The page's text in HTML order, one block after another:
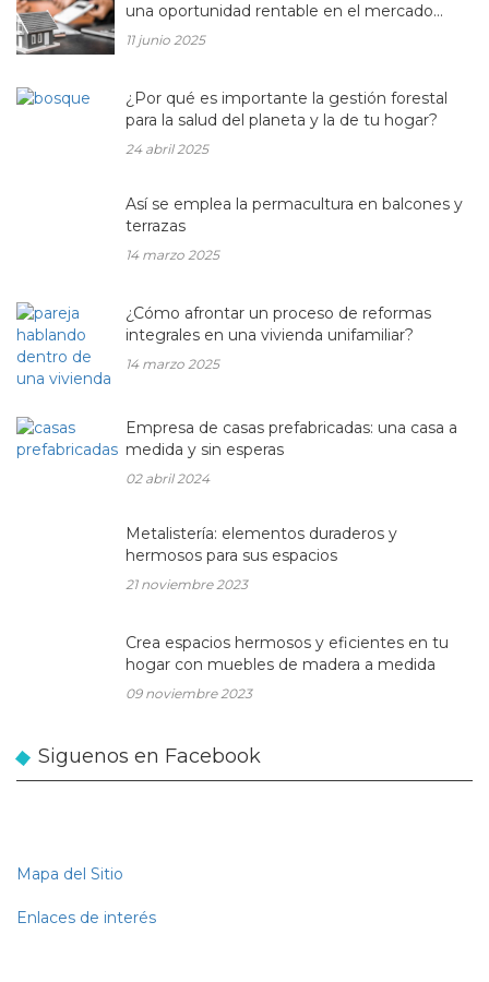
una oportunidad rentable en el mercado
inmobiliario actual
11 junio 2025
¿Por qué es importante la gestión forestal
para la salud del planeta y la de tu hogar?
24 abril 2025
Así se emplea la permacultura en balcones y
terrazas
14 marzo 2025
¿Cómo afrontar un proceso de reformas
integrales en una vivienda unifamiliar?
14 marzo 2025
Empresa de casas prefabricadas: una casa a
medida y sin esperas
02 abril 2024
Metalistería: elementos duraderos y
hermosos para sus espacios
21 noviembre 2023
Crea espacios hermosos y eficientes en tu
hogar con muebles de madera a medida
09 noviembre 2023
Siguenos en Facebook
Mapa del Sitio
Enlaces de interés